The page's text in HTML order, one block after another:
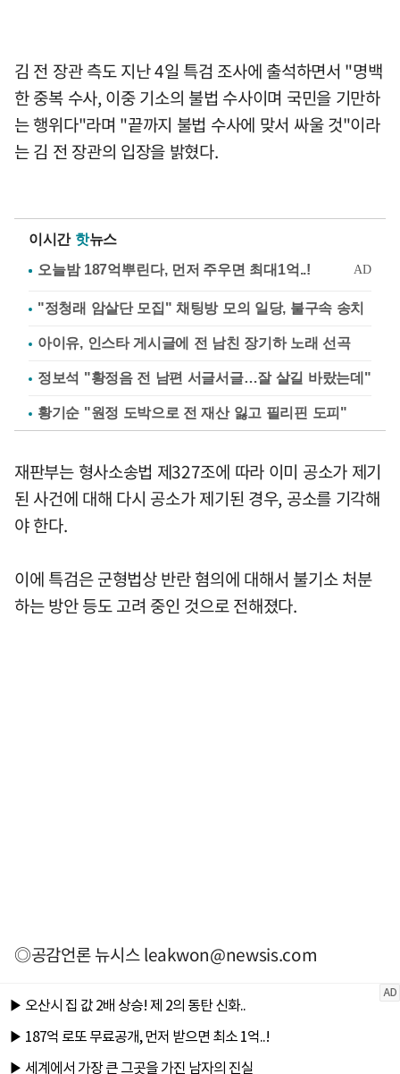
김 전 장관 측도 지난 4일 특검 조사에 출석하면서 "명백
한 중복 수사, 이중 기소의 불법 수사이며 국민을 기만하
는 행위다"라며 "끝까지 불법 수사에 맞서 싸울 것"이라
는 김 전 장관의 입장을 밝혔다.
이시간 핫뉴스
"정청래 암살단 모집" 채팅방 모의 일당, 불구속 송치
아이유, 인스타 게시글에 전 남친 장기하 노래 선곡
정보석 "황정음 전 남편 서글서글…잘 살길 바랐는데"
황기순 "원정 도박으로 전 재산 잃고 필리핀 도피"
재판부는 형사소송법 제327조에 따라 이미 공소가 제기
된 사건에 대해 다시 공소가 제기된 경우, 공소를 기각해
야 한다.
이에 특검은 군형법상 반란 혐의에 대해서 불기소 처분
하는 방안 등도 고려 중인 것으로 전해졌다.
◎공감언론 뉴시스leakwon@newsis.com